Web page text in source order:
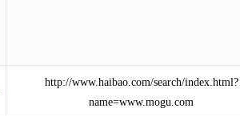
http://www.haibao.com/search/index.html?
name=www.mogu.com